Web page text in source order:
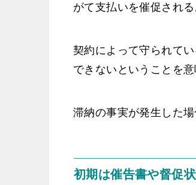
がて支払いを催促される
契約によって守られて
できないということを意
滞納の事実が発生した
初期は催告書や督促